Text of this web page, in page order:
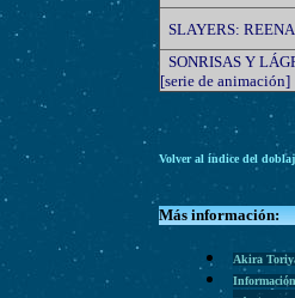
SLAYERS:
SONRISAS Y
[serie de animación]
Volver al índice del
Más información:
Akira